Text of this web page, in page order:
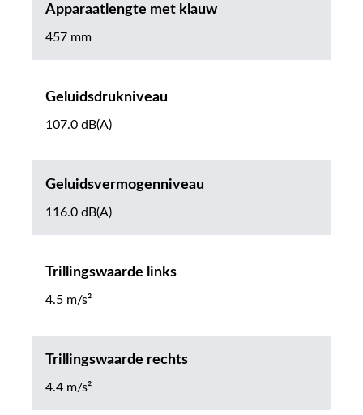
Apparaatlengte met klauw
457 mm
Geluidsdrukniveau
107.0 dB(A)
Geluidsvermogenniveau
116.0 dB(A)
Trillingswaarde links
4.5 m/s²
Trillingswaarde rechts
4.4 m/s²